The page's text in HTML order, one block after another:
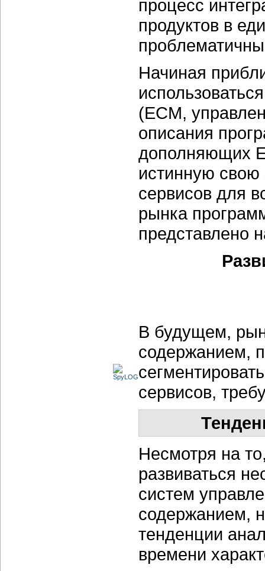
процесс
продуктов в
Начиная
(ECM,
описания
дополняющих
истинную свою
сервисов для
рынка
представлено
В будущем,
содержанием,
сервисов,
Несмотря на
развиваться
систем
содержанием,
тенденции
времени